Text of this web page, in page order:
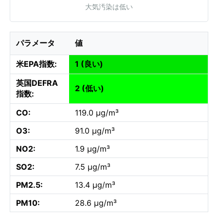
大気汚染は低い
パラメータ 値
米EPA指数:
1 (良い)
英国DEFRA
指数:
2 (低い)
CO:
119.0 µg/m³
O3:
91.0 µg/m³
NO2:
1.9 µg/m³
SO2:
7.5 µg/m³
PM2.5:
13.4 µg/m³
PM10:
28.6 µg/m³